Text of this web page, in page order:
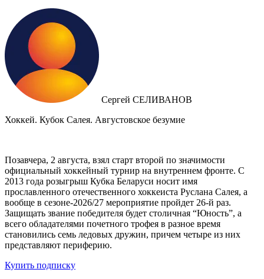
Сергей СЕЛИВАНОВ
Хоккей. Кубок Салея. Августовское безумие
Позавчера, 2 августа, взял старт второй по значимости
официальный хоккейный турнир на внутреннем фронте. C
2013 года розыгрыш Кубка Беларуси носит имя
прославленного отечественного хоккеиста Руслана Салея, а
вообще в сезоне-2026/27 мероприятие пройдет 26-й раз.
Защищать звание победителя будет столичная “Юность”, а
всего обладателями почетного трофея в разное время
становились семь ледовых дружин, причем четыре из них
представляют периферию.
Купить подписку